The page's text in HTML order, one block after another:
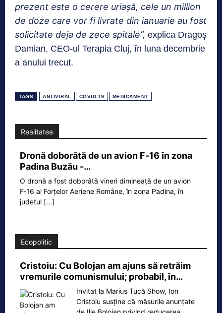
prezent este o cerere uriaşă, cele un million
de doze care vor fi livrate din ianuarie au fost
solicitate deja de zece spitale”, explica Dragoş
Damian, CEO-ul Terapia Cluj, în luna decembrie
a anului trecut.
TAGS ANTIVIRAL COVID-19 MEDICAMENT
Realitatea
Dronă doborâtă de un avion F‑16 în zona
Padina Buzău -…
O dronă a fost doborâtă vineri dimineață de un avion
F‑16 al Forțelor Aeriene Române, în zona Padina, în
județul [...]
Ecopolitic
Cristoiu: Cu Bolojan am ajuns să retrăim
vremurile comunismului; probabil, în…
Invitat la Marius Tucă Show, Ion
Cristoiu susține că măsurile anunțate